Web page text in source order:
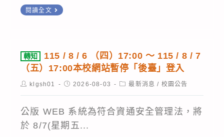
請
告
請
躍
推
歡
迎
貴
同
學
教
驗
研
究
發
展
中
閱讀全文
關
教
委
託
轉知
115 / 8 / 6 （四）17:00 ～ 115 / 8 / 7
（五）17:00本校網站暫停「後臺」登入
Postklgsh01
Post2026-08-03
Post最新消息 / 校園公告
公版 WEB 系統為符合資通安全管理法，將
於 8/7(星期五...